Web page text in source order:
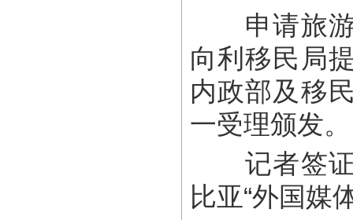
申请旅游
向利移民局
内政部及移
一受理颁发。
记者签证
比亚“外国媒